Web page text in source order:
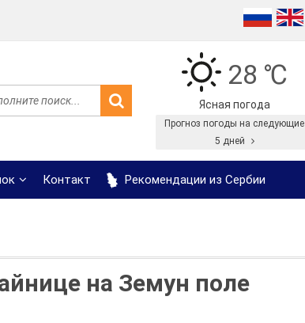
28 ℃
Ясная погода
Прогноз погоды на следующие
5 дней
Контакт Рекомендации из Сербии
на Земун поле